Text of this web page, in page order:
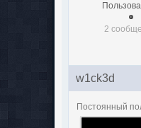
2
w1ck3d
Постоянный